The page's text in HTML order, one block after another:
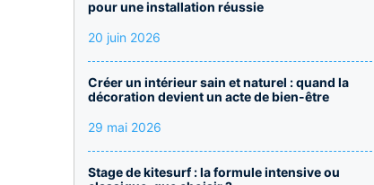
pour une installation réussie
20 juin 2026
Créer un intérieur sain et naturel : quand la
décoration devient un acte de bien-être
29 mai 2026
Stage de kitesurf : la formule intensive ou